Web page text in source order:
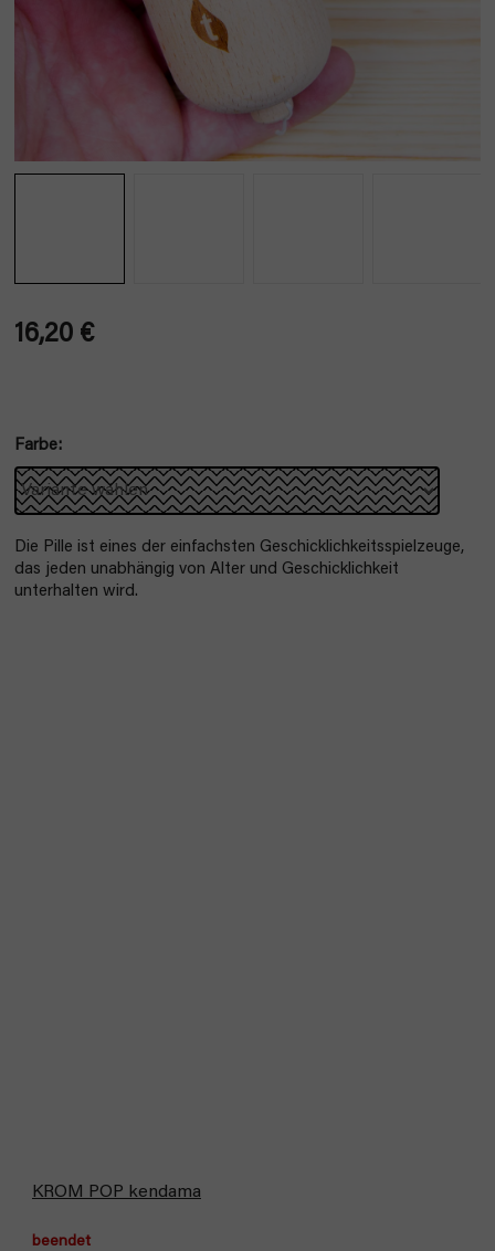
16,20 €
Farbe
Die Pille ist eines der einfachsten Geschicklichkeitsspielzeuge,
das jeden unabhängig von Alter und Geschicklichkeit
unterhalten wird.
KROM POP kendama
beendet